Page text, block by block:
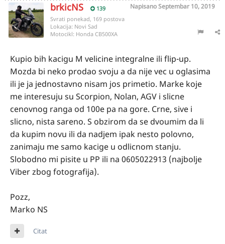
brkicNS 139 NapisanoSeptembar 10, 2019
Svrati ponekad, 169 postova
Lokacija: Novi Sad
Motocikl: Honda CB500XA
Kupio bih kacigu M velicine integralne ili flip-up.
Mozda bi neko prodao svoju a da nije vec u oglasima
ili je ja jednostavno nisam jos primetio. Marke koje
me interesuju su Scorpion, Nolan, AGV i slicne
cenovnog ranga od 100e pa na gore. Crne, sive i
slicno, nista sareno. S obzirom da se dvoumim da li
da kupim novu ili da nadjem ipak nesto polovno,
zanimaju me samo kacige u odlicnom stanju.
Slobodno mi pisite u PP ili na 0605022913 (najbolje
Viber zbog fotografija).
Pozz,
Marko NS
Citat